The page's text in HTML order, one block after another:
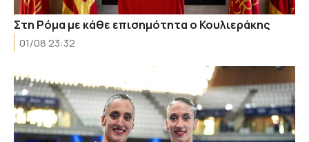
Στη Ρόμα με κάθε επισημότητα ο Κουλιεράκης
01/08 23:32